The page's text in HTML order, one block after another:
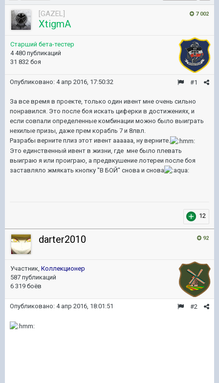
7 002
[GAZEL]
XtigmA
Старший бета-тестер
4 480 публикаций
31 832 боя
#1
Опубликовано: 4 апр 2016, 17:50:32
За все время в проекте, только один ивент мне очень сильно
понравился. Это после боя искать циферки в достижениях, и
если совпали определенные комбинации можно было выиграть
нехилые призы, даже прем корабль 7 и 8лвл.
Разрабы верните плиз этот ивент аааааа, ну верните.
Это единственный ивент в жизни, где мне было плевать
выиграю я или проиграю, а предвкушение лотереи после боя
заставляло жмякать кнопку "В БОЙ" снова и снова
12
92
darter2010
Участник, Коллекционер
587 публикаций
6 319 боёв
#2
Опубликовано: 4 апр 2016, 18:01:51